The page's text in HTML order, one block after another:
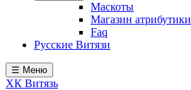
Маскоты
Магазин атрибутики
Faq
Русские Витязи
☰ Меню
ХК Витязь